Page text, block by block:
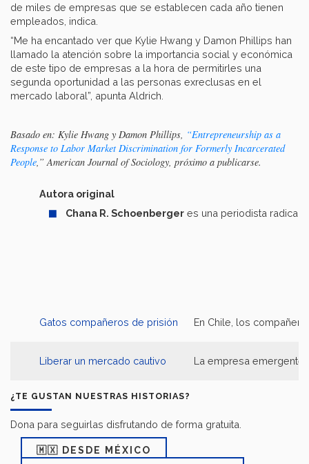
de miles de empresas que se establecen cada año tienen
empleados, indica.
“Me ha encantado ver que Kylie Hwang y Damon Phillips han
llamado la atención sobre la importancia social y económica
de este tipo de empresas a la hora de permitirles una
segunda oportunidad a las personas exreclusas en el
mercado laboral”, apunta Aldrich.
Basado en: Kylie Hwang y Damon Phillips, “Entrepreneurship as a
Response to Labor Market Discrimination for Formerly Incarcerated
People,” American Journal of Sociology, próximo a publicarse.
Autora original
Chana R. Schoenberger es una periodista
Gatos compañeros de prisión En Chile, los
Liberar un mercado cautivo La empresa emergente
¿TE GUSTAN NUESTRAS HISTORIAS?
Dona para seguirlas disfrutando de forma gratuita.
🇲🇽 DESDE MÉXICO